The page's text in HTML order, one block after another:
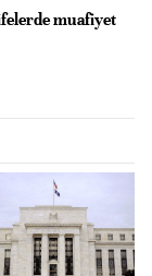
muafiyet